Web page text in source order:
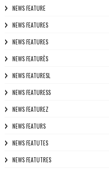
NEWS FEATURE
NEWS FEATURES
NEWS FEATURES
NEWS FEATURÈS
NEWS FEATURESL
NEWS FEATURESS
NEWS FEATUREZ
NEWS FEATURS
NEWS FEATUTES
NEWS FEATUTRES